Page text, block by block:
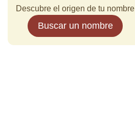
Descubre el origen de tu nombre
Buscar un nombre